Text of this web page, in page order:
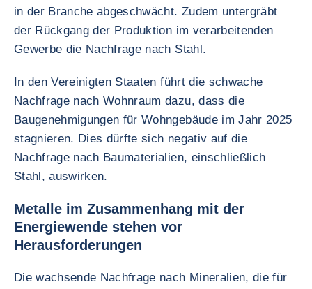
in der Branche abgeschwächt. Zudem untergräbt
der Rückgang der Produktion im verarbeitenden
Gewerbe die Nachfrage nach Stahl.
In den Vereinigten Staaten führt die schwache
Nachfrage nach Wohnraum dazu, dass die
Baugenehmigungen für Wohngebäude im Jahr 2025
stagnieren. Dies dürfte sich negativ auf die
Nachfrage nach Baumaterialien, einschließlich
Stahl, auswirken.
Metalle im Zusammenhang mit der
Energiewende stehen vor
Herausforderungen
Die wachsende Nachfrage nach Mineralien, die für